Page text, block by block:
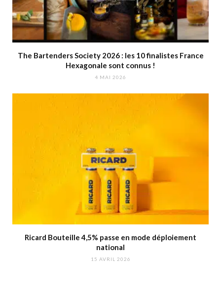
The Bartenders Society 2026 : les 10 finalistes France
Hexagonale sont connus !
4 MAI 2026
Ricard Bouteille 4,5% passe en mode déploiement
national
15 AVRIL 2026